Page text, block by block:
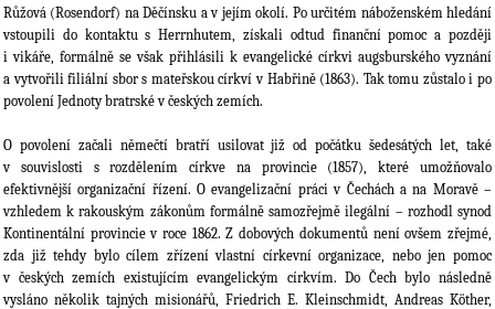
Růžová (Rosendorf) na Děčínsku a v jejím okolí. Po určitém náboženském hledání
vstoupili do kontaktu s Herrnhutem, získali odtud finanční pomoc a později
i vikáře, formálně se však přihlásili k evangelické církvi augsburského vyznání
a vytvořili filiální sbor s mateřskou církví v Habřině (1863). Tak tomu zůstalo i po
povolení Jednoty bratrské v českých zemích.
O povolení začali němečtí bratří usilovat již od počátku šedesátých let, také
v souvislosti s rozdělením církve na provincie (1857), které umožňovalo
efektivnější organizační řízení. O evangelizační práci v Čechách a na Moravě –
vzhledem k rakouským zákonům formálně samozřejmě ilegální – rozhodl synod
Kontinentální provincie v roce 1862. Z dobových dokumentů není ovšem zřejmé,
zda již tehdy bylo cílem zřízení vlastní církevní organizace, nebo jen pomoc
v českých zemích existujícím evangelickým církvím. Do Čech bylo následně
vysláno několik tajných misionářů, Friedrich E. Kleinschmidt, Andreas Köther,